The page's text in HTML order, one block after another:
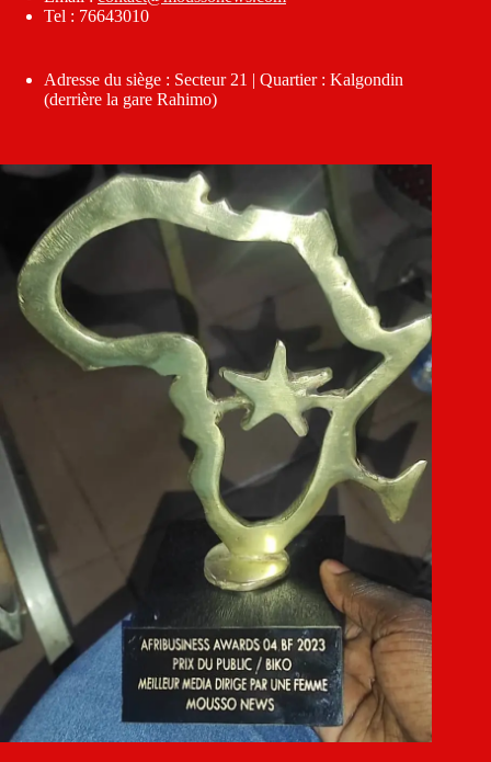
Tel : 76643010
Adresse du siège : Secteur 21 | Quartier : Kalgondin
(derrière la gare Rahimo)